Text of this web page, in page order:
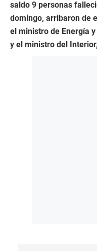
saldo 9 personas
domingo, arribaron de
el ministro de Energía
y el ministro del